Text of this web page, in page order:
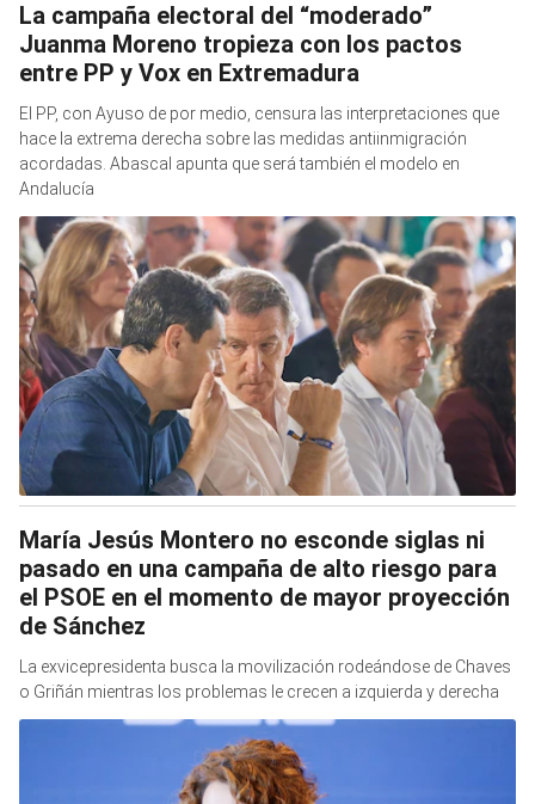
La campaña electoral del “moderado”
Juanma Moreno tropieza con los pactos
entre PP y Vox en Extremadura
El PP, con Ayuso de por medio, censura las interpretaciones que
hace la extrema derecha sobre las medidas antiinmigración
acordadas. Abascal apunta que será también el modelo en
Andalucía
María Jesús Montero no esconde siglas ni
pasado en una campaña de alto riesgo para
el PSOE en el momento de mayor proyección
de Sánchez
La exvicepresidenta busca la movilización rodeándose de Chaves
o Griñán mientras los problemas le crecen a izquierda y derecha